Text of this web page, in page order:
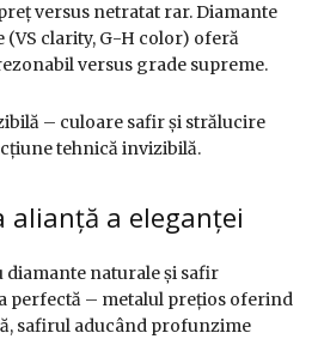
versus netratat rar. Diamante
clarity, G-H color) oferă
versus grade supreme.
– culoare safir și strălucire
tehnică invizibilă.
alianță a eleganței
diamante naturale și safir
perfectă – metalul prețios oferind
safirul aducând profunzime